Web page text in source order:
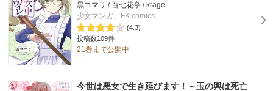
黒コマリ / 百七花亭 / krage
少女マンガ、FK comics
(4.3)
投稿数109件
21巻まで公開中
今世は悪女で生き延びます！～玉の輿は死亡